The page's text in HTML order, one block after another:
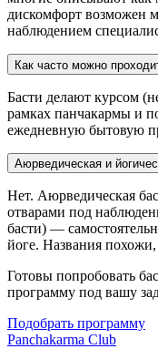
дискомфорт возможен
наблюдением
Как часто можно
Басти делают курсом
рамках панчакармы и
ежедневную бытовую
Аюрведическая и
Нет. Аюрведическая
отварами под
басти) —
йоге. Названия
Готовы попробовать
программу под вашу
Подобрать программу
Panchakarma Club